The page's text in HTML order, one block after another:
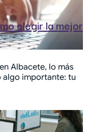
elegir la mejor
Albacete, lo más
algo importante: tu